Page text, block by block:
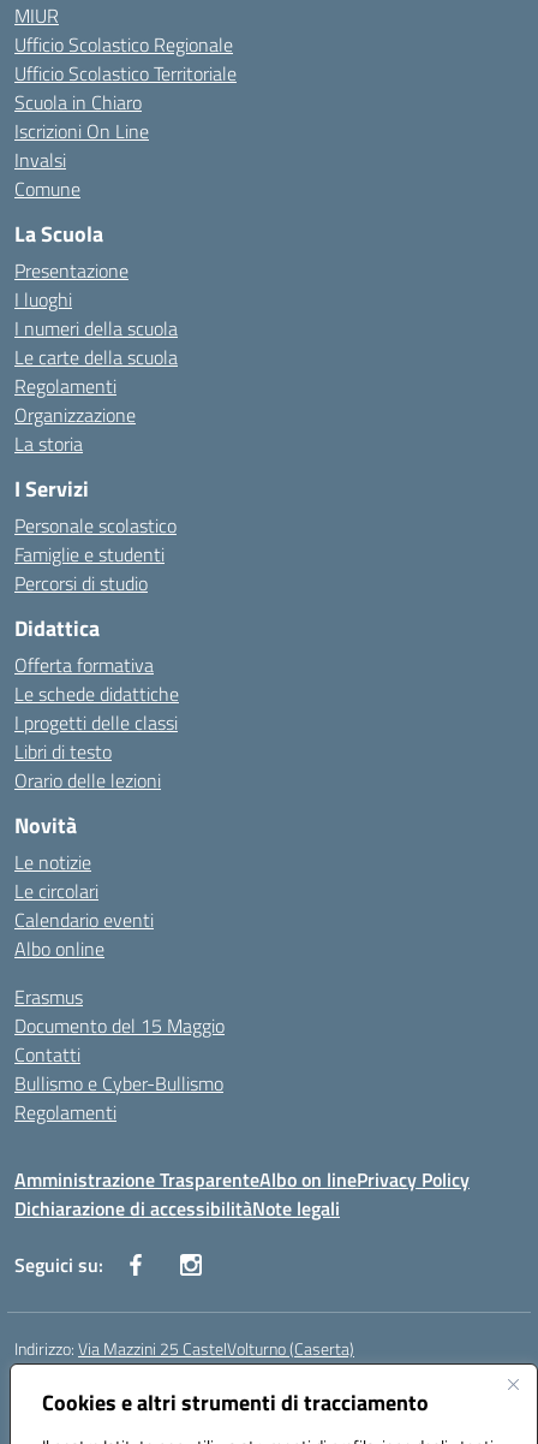
Cookies e altri strumenti di tracciamento
MIUR
Ufficio Scolastico Regionale
Ufficio Scolastico Territoriale
Scuola in Chiaro
Iscrizioni On Line
Invalsi
Comune
La Scuola
Presentazione
I luoghi
I numeri della scuola
Le carte della scuola
Regolamenti
Organizzazione
La storia
I Servizi
Personale scolastico
Famiglie e studenti
Percorsi di studio
Didattica
Offerta formativa
Le schede didattiche
I progetti delle classi
Libri di testo
Orario delle lezioni
Novità
Le notizie
Le circolari
Calendario eventi
Albo online
Erasmus
Documento del 15 Maggio
Contatti
Bullismo e Cyber-Bullismo
Regolamenti
Amministrazione TrasparenteAlbo on linePrivacy Policy
Dichiarazione di accessibilitàNote legali
Seguici su:
Indirizzo:Via Mazzini 25 CastelVolturno (Caserta)
Centralino:
Posta elettronica certificata (PEC):ceis014005@pec.istruzione.it